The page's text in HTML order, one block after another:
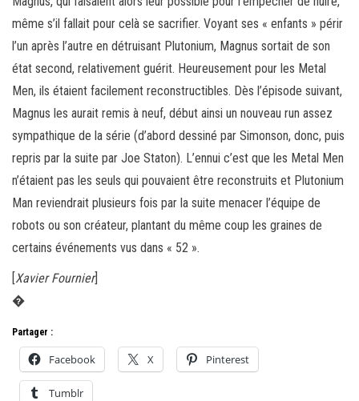
même s’il fallait pour celà se sacrifier. Voyant ses « enfants » périr
l’un après l’autre en détruisant Plutonium, Magnus sortait de son
état second, relativement guérit. Heureusement pour les Metal
Men, ils étaient facilement reconstructibles. Dès l’épisode suivant,
Magnus les aurait remis à neuf, début ainsi un nouveau run assez
sympathique de la série (d’abord dessiné par Simonson, donc, puis
repris par la suite par Joe Staton). L’ennui c’est que les Metal Men
n’étaient pas les seuls qui pouvaient être reconstruits et Plutonium
Man reviendrait plusieurs fois par la suite menacer l’équipe de
robots ou son créateur, plantant du même coup les graines de
certains événements vus dans « 52 ».
[Xavier Fournier]
�
Partager :
Facebook X Pinterest
Tumblr